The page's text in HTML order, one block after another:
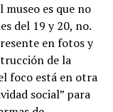
es que no
del 19 y 20, no.
en fotos y
de la
foco está en otra
social” para